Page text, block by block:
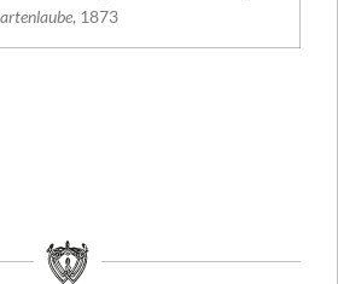
, 1873